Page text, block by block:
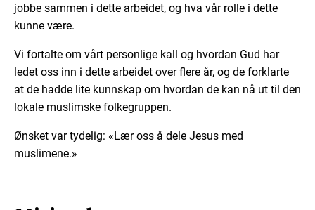
jobbe sammen i dette arbeidet, og hva vår rolle i dette
kunne være.
Vi fortalte om vårt personlige kall og hvordan Gud har
ledet oss inn i dette arbeidet over flere år, og de forklarte
at de hadde lite kunnskap om hvordan de kan nå ut til den
lokale muslimske folkegruppen.
Ønsket var tydelig: «Lær oss å dele Jesus med
muslimene.»